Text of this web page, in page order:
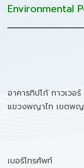
Environmental
อาคารทิปโก้ ทาวเวอ
แขวงพญาไท เขตพญ
เบอร์โทรศัพท์